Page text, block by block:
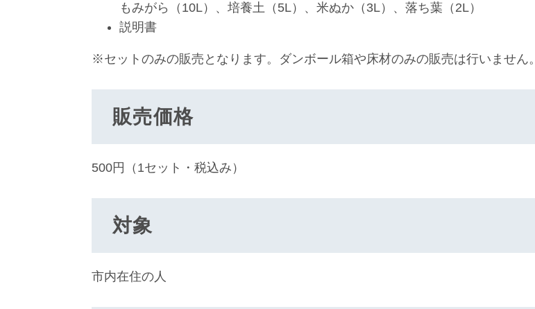
もみがら（10L）、培養土（5L）、米ぬか（3L）、落ち葉（2L）
説明書
※セットのみの販売となります。ダンボール箱や床材のみの販売は行いません。
販売価格
500円（1セット・税込み）
対象
市内在住の人